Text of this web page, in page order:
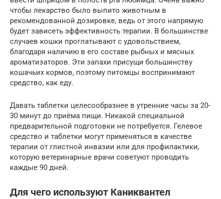
чтобы лекарство было выпито животным в
рекомендованной дозировке, ведь от этого напрямую
будет зависеть эффективность терапии. В большинстве
случаев кошки проглатывают с удовольствием,
благодаря наличию в его составе рыбных и мясных
ароматизаторов. Эти запахи присущи большинству
кошачьих кормов, поэтому питомцы воспринимают
средство, как еду.
Давать таблетки целесообразнее в утренние часы за 20-
30 минут до приёма пищи. Никакой специальной
предварительной подготовки не потребуется. Гелевое
средство и таблетки могут применяться в качестве
терапии от глистной инвазии или для профилактики,
которую ветеринарные врачи советуют проводить
каждые 90 дней.
Для чего используют Каниквантел